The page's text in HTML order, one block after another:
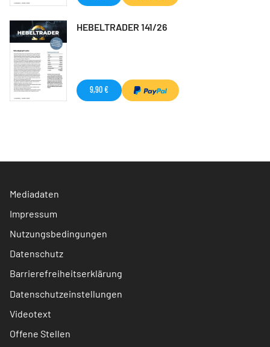
HEBELTRADER 141/26
9,90 €
Mediadaten
Impressum
Nutzungsbedingungen
Datenschutz
Barrierefreiheitserklärung
Datenschutzeinstellungen
Videotext
Offene Stellen